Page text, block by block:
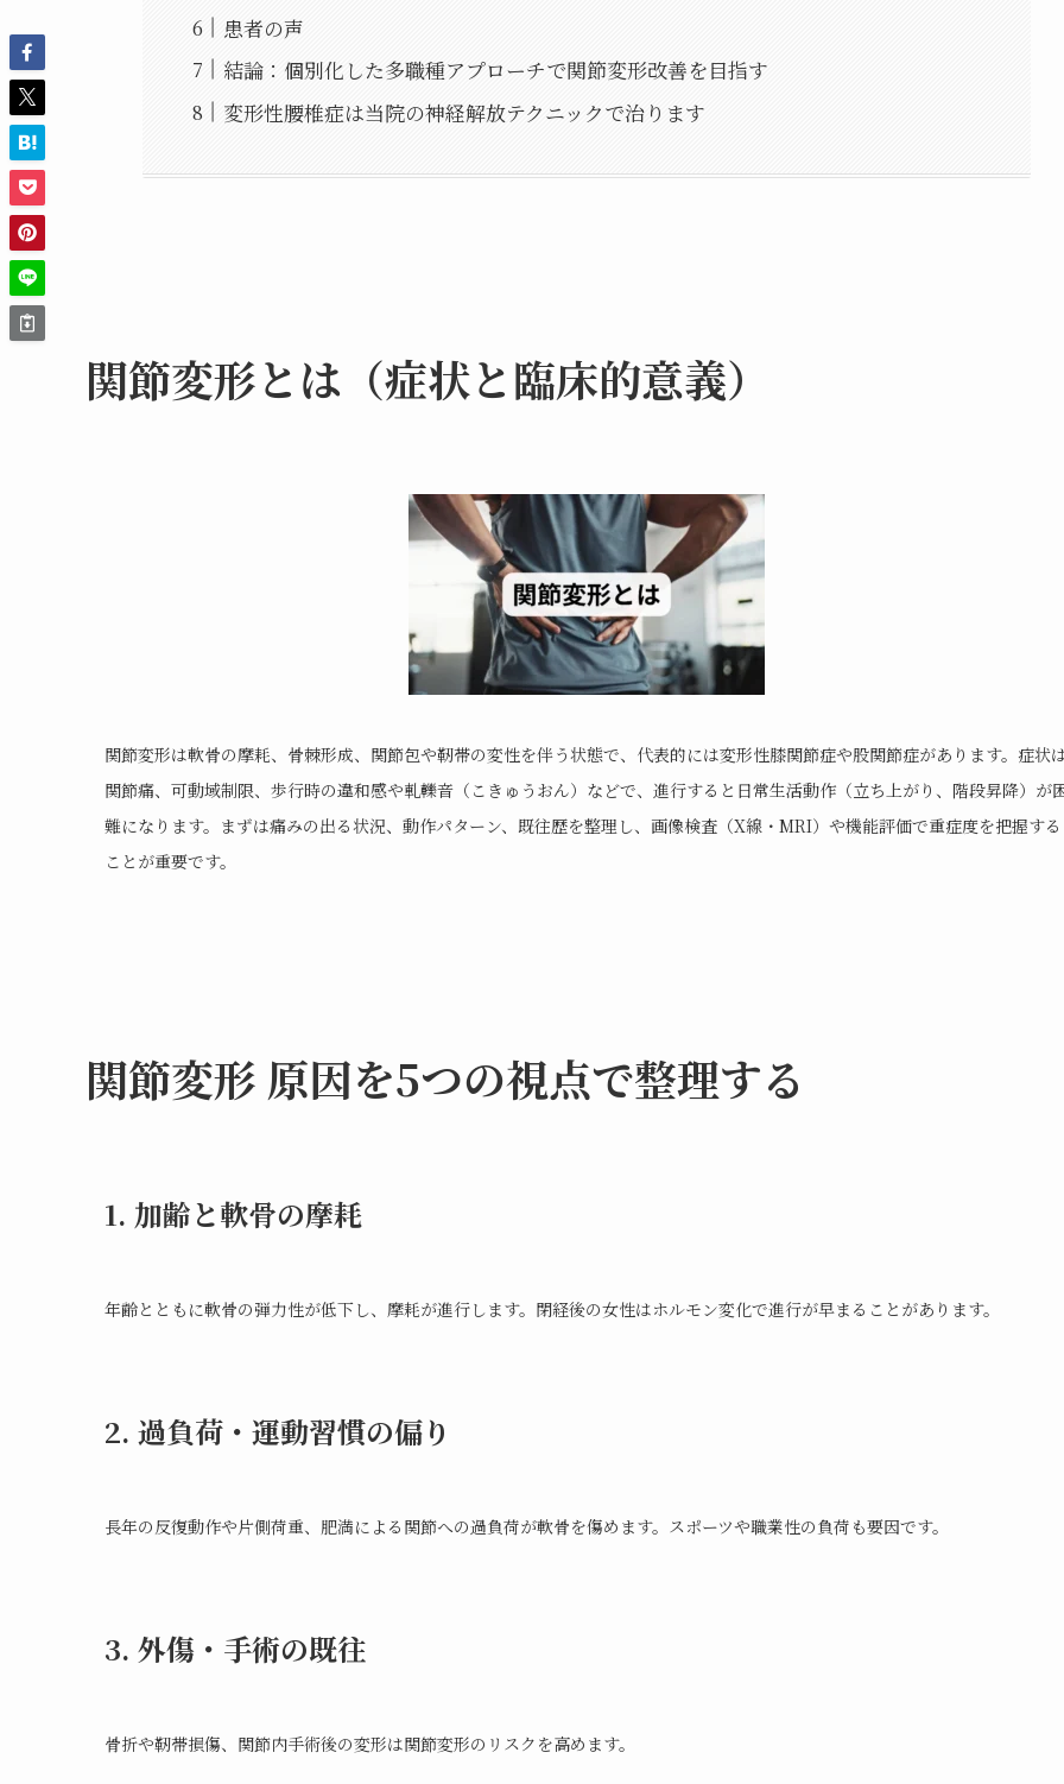
患者の声
結論：個別化した多職種アプローチで関節変形改善を目指す
変形性腰椎症は当院の神経解放テクニックで治ります
関節変形とは（症状と臨床的意義）
関節変形は軟骨の摩耗、骨棘形成、関節包や靭帯の変性を伴う状態で、代表的には変形性膝関節症や股関節症があります。症状
関節痛、可動域制限、歩行時の違和感や軋轢音（こきゅうおん）などで、進行すると日常生活動作（立ち上がり、階段昇降）が
難になります。まずは痛みの出る状況、動作パターン、既往歴を整理し、画像検査（X線・MRI）や機能評価で重症度を把握する
ことが重要です。
関節変形 原因を5つの視点で整理する
1. 加齢と軟骨の摩耗
年齢とともに軟骨の弾力性が低下し、摩耗が進行します。閉経後の女性はホルモン変化で進行が早まることがあります。
2. 過負荷・運動習慣の偏り
長年の反復動作や片側荷重、肥満による関節への過負荷が軟骨を傷めます。スポーツや職業性の負荷も要因です。
3. 外傷・手術の既往
骨折や靭帯損傷、関節内手術後の変形は関節変形のリスクを高めます。